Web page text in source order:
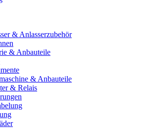
& Anlasserzubehör
& Anbauteile
& Anbauteile
& Relais